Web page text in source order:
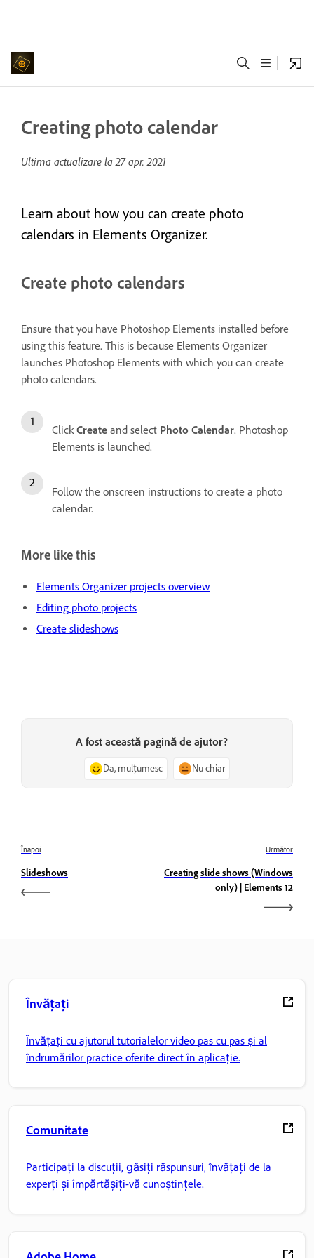
Creating photo calendar
Ultima actualizare la27 apr. 2021
Learn about how you can create photo
calendars in Elements Organizer.
Create photo calendars
Ensure that you have Photoshop Elements installed before
using this feature. This is because Elements Organizer
launches Photoshop Elements with which you can create
photo calendars.
ClickCreate and select Photo Calendar. Photoshop
Elements is launched.
Follow the onscreen instructions to create a photo
calendar.
More like this
Elements Organizer projects overview
Editing photo projects
Create slideshows
A fost această pagină de ajutor?
Da, mulțumesc Nu chiar
Înapoi
Slideshows
Următor
Creating slide shows (Windows
only) | Elements 12
Învățați
Învățați cu ajutorul tutorialelor video pas cu pas și al
îndrumărilor practice oferite direct în aplicație.
Comunitate
Participați la discuții, găsiți răspunsuri, învățați de la
experți și împărtășiți-vă cunoștințele.